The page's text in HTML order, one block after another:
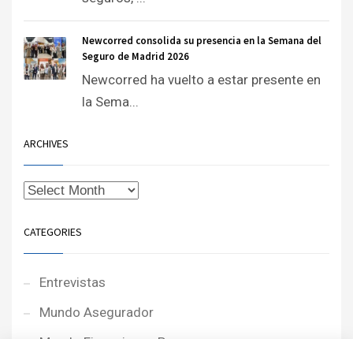
Newcorred consolida su presencia en la Semana del
Seguro de Madrid 2026
Newcorred ha vuelto a estar presente en
la Sema...
ARCHIVES
CATEGORIES
Entrevistas
Mundo Asegurador